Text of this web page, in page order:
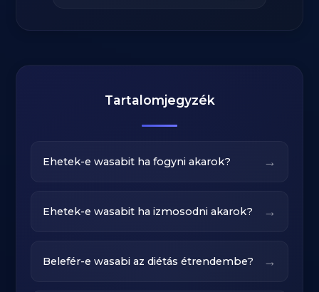
Tartalomjegyzék
Ehetek-e wasabit ha fogyni akarok? →
Ehetek-e wasabit ha izmosodni akarok? →
Belefér-e wasabi az diétás étrendembe? →